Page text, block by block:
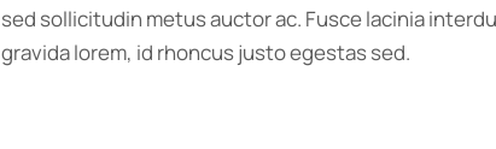
sed sollicitudin metus auctor ac. Fusce lacinia
gravida lorem, id rhoncus justo egestas sed.